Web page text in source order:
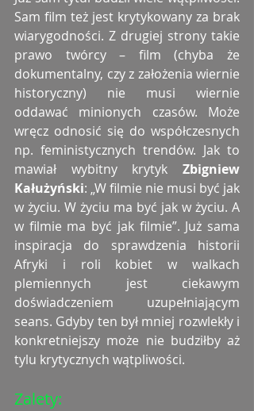
Sam film też jest krytykowany za brak
wiarygodności. Z drugiej strony takie
prawo twórcy – film (chyba że
dokumentalny, czy z założenia wiernie
historyczny) nie musi wiernie
oddawać minionych czasów. Może
wręcz odnosić się do współczesnych
np. feministycznych trendów. Jak to
mawiał wybitny krytyk Zbigniew
Kałużyński: „W filmie nie musi być jak
w życiu. W życiu ma być jak w życiu. A
w filmie ma być jak filmie”. Już sama
inspiracja do sprawdzenia historii
Afryki i roli kobiet w walkach
plemiennych jest ciekawym
doświadczeniem uzupełniającym
seans. Gdyby ten był mniej rozwlekły i
konkretniejszy może nie budziłby aż
tylu krytycznych wątpliwości.
Zalety: